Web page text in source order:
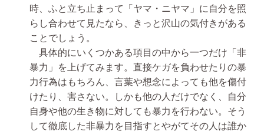
時、ふと立ち止まって「ヤマ・ニヤマ」に自分を照
らし合わせて見たなら、きっと沢山の気付きがある
ことでしょう。
具体的にいくつかある項目の中から一つだけ「非
暴力」を上げてみます。直接ケガを負わせたりの暴
力行為はもちろん、言葉や想念によっても他を傷付
けたり、害さない。しかも他の人だけでなく、自分
自身や他の生き物に対しても暴力を行わない。そう
して徹底した非暴力を目指すとやがてその人は誰か